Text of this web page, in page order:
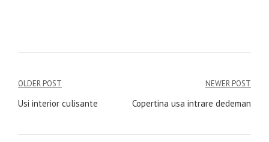
Navigare
în
OLDER POST
Usi interior culisante
NEWER POST
Copertina usa intrare dedeman